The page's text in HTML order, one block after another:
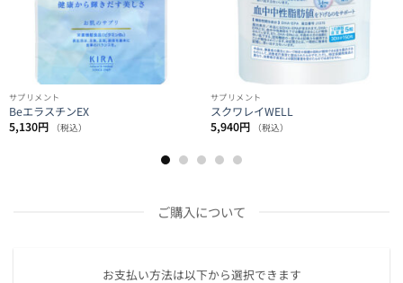
サプリメント
BeエラスチンEX
5,130円 （税込）
サプリメント
スクワレイWELL
5,940円 （税込）
ご購入について
お支払い方法は以下から選択できます